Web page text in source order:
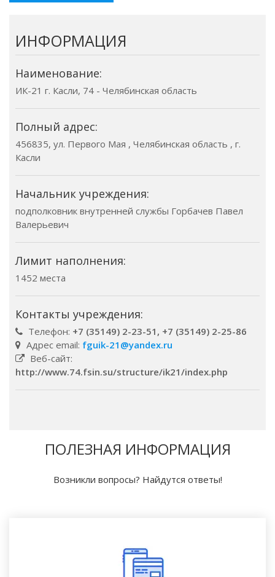
ИНФОРМАЦИЯ
Наименование:
ИК-21 г. Касли, 74 - Челябинская область
Полный адрес:
456835, ул. Первого Мая , Челябинская область , г.
Касли
Начальник учреждения:
подполковник внутренней службы Горбачев Павел
Валерьевич
Лимит наполнения:
1452 места
Контакты учреждения:
Телефон: +7 (35149) 2-23-51, +7 (35149) 2-25-86
Адрес email: fguik-21@yandex.ru
Веб-сайт:
http://www.74.fsin.su/structure/ik21/index.php
ПОЛЕЗНАЯ ИНФОРМАЦИЯ
Возникли вопросы? Найдутся ответы!